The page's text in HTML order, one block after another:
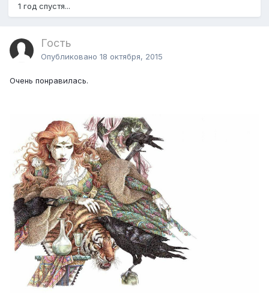
1 год спустя...
Гость
Опубликовано 18 октября, 2015
Очень понравилась.